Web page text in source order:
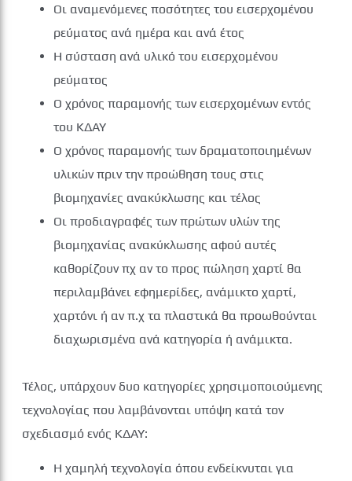
Οι αναμενόμενες ποσότητες του εισερχομένου
ρεύματος ανά ημέρα και ανά έτος
Η σύσταση ανά υλικό του εισερχομένου
ρεύματος
Ο χρόνος παραμονής των εισερχομένων εντός
του ΚΔΑΥ
Ο χρόνος παραμονής των δραματοποιημένων
υλικών πριν την προώθηση τους στις
βιομηχανίες ανακύκλωσης και τέλος
Οι προδιαγραφές των πρώτων υλών της
βιομηχανίας ανακύκλωσης αφού αυτές
καθορίζουν πχ αν το προς πώληση χαρτί θα
περιλαμβάνει εφημερίδες, ανάμικτο χαρτί,
χαρτόνι ή αν π.χ τα πλαστικά θα προωθούνται
διαχωρισμένα ανά κατηγορία ή ανάμικτα.
Τέλος, υπάρχουν δυο κατηγορίες χρησιμοποιούμενης
τεχνολογίας που λαμβάνονται υπόψη κατά τον
σχεδιασμό ενός ΚΔΑΥ:
Η χαμηλή τεχνολογία όπου ενδείκνυται για